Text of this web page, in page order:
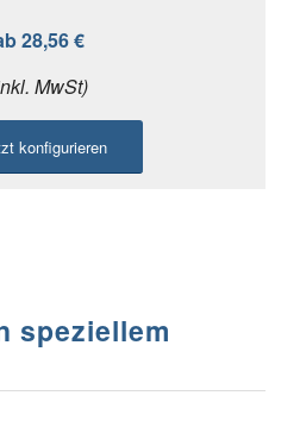
28,56 €
MwSt)
konfigurieren
speziellem